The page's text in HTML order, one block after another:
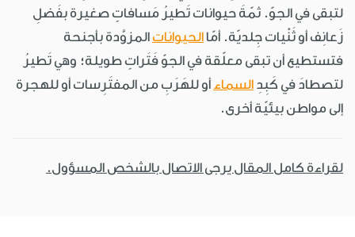
لتبقى في الجوّ. ثمّةَ حيوانات تَطيرُ مَسافاتٍ صغيرة بفَضلِ
زَعانِف أو ثَنْيات جِلديّة. أمّا الحيواناتالمزوَّدة بأجنحة
فتستطيع أن تبقى معلّقة في الجوّ فَتَراتٍ طويلة؛ وهي تَطيرُ
لتصطادَ في كَبِدِ السماء أو للهَرَبِ من المفتَرِسات أو للهجرة
إلى مواطن بيئيّة أخرى.
لقراءة كامل المقال يرجى الاتصال بالشخص المسؤول.